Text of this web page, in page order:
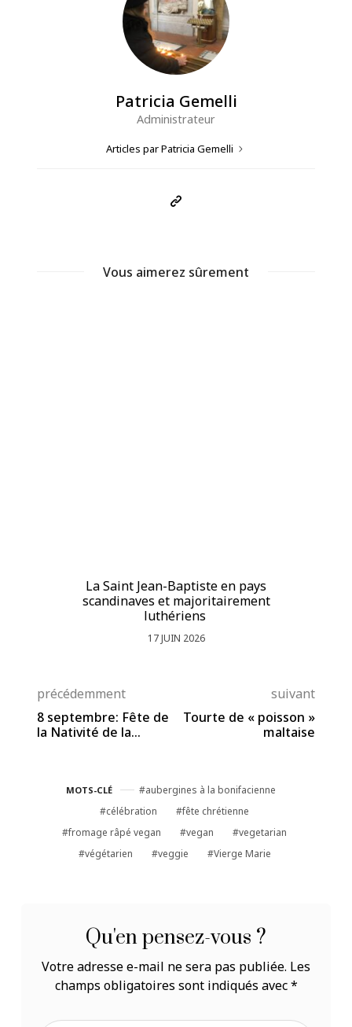
Patricia Gemelli
Administrateur
Articles par Patricia Gemelli
Vous aimerez sûrement
La Saint Jean-Baptiste en pays
scandinaves et majoritairement
luthériens
17 JUIN 2026
précédemment
8 septembre: Fête de
la Nativité de la
suivant
Tourte de « poisson »
maltaise
MOTS-CLÉ
aubergines à la bonifacienne
célébration
fête chrétienne
fromage râpé vegan
vegan
vegetarian
végétarien
veggie Vierge Marie
Qu'en pensez-vous ?
Votre adresse e-mail ne sera pas publiée. Les
champs obligatoires sont indiqués avec*